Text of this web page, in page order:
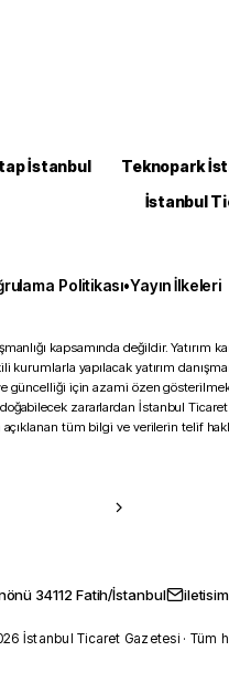
İstanbul Teknopark
İstanbul
Politikası•Yayın İlkeleri
kapsamında değildir. Yatırım
yapılacak yatırım
güncelliği için azami özen
zararlardan İstanbul Ticaret
tüm bilgi ve verilerin telif
34112 Fatih/İstanbul
İstanbul Ticaret Gazetesi · Tüm